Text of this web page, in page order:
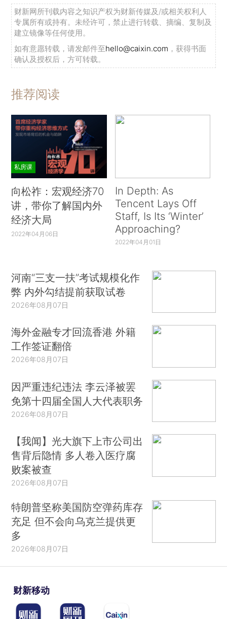
财新网所刊载内容之知识产权为财新传媒及/或相关权利人
专属所有或持有。未经许可，禁止进行转载、摘编、复制及
建立镜像等任何使用。
如有意愿转载，请发邮件至hello@caixin.com ，获得书面
确认及授权后，方可转载。
推荐阅读
私房课
向松祚：宏观经济70
讲，带你了解国内外
经济大局
2022年04月06日
In Depth: As
Tencent Lays Off
Staff, Is Its ‘Winter’
Approaching?
2022年04月01日
河南“三支一扶”考试规模化作
弊 内外勾结提前获取试卷
2026年08月07日
海外金融专才回流香港 外籍
工作签证翻倍
2026年08月07日
因严重违纪违法 李云泽被罢
免第十四届全国人大代表职务
2026年08月07日
【我闻】光大旗下上市公司出
售背后隐情 多人卷入医疗腐
败案被查
2026年08月07日
特朗普坚称美国防空弹药库存
充足 但不会向乌克兰提供更
多
2026年08月07日
财新移动